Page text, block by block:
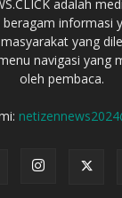
adalah
informasi
yang
navigasi yang
oleh pembaca.